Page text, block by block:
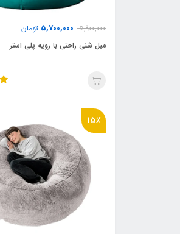
5,900,000
5,700,000 تومان
مبل شنی راحتی با رویه پلی استر
15٪